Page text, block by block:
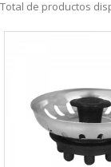
Total de productos